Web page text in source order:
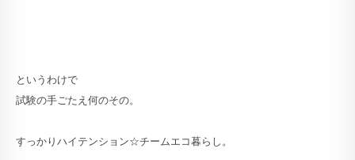
というわけで
試験の手ごたえ何のその。
すっかりハイテンション☆チームエコ暮らし。